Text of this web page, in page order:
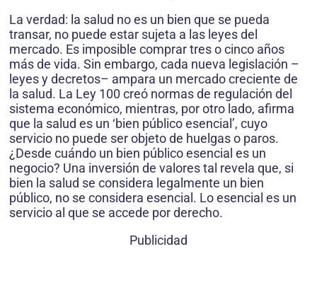
La verdad: la salud no es un bien que se pueda
transar, no puede estar sujeta a las leyes del
mercado. Es imposible comprar tres o cinco años
más de vida. Sin embargo, cada nueva legislación –
leyes y decretos– ampara un mercado creciente de
la salud. La Ley 100 creó normas de regulación del
sistema económico, mientras, por otro lado, afirma
que la salud es un ‘bien público esencial’, cuyo
servicio no puede ser objeto de huelgas o paros.
¿Desde cuándo un bien público esencial es un
negocio? Una inversión de valores tal revela que, si
bien la salud se considera legalmente un bien
público, no se considera esencial. Lo esencial es un
servicio al que se accede por derecho.
Publicidad